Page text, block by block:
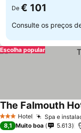
De € 101
Consulte os preços
Escolha popular
3 EstrelasHotel Spa e
The Falmouth
8,1 Muito boa 5.613